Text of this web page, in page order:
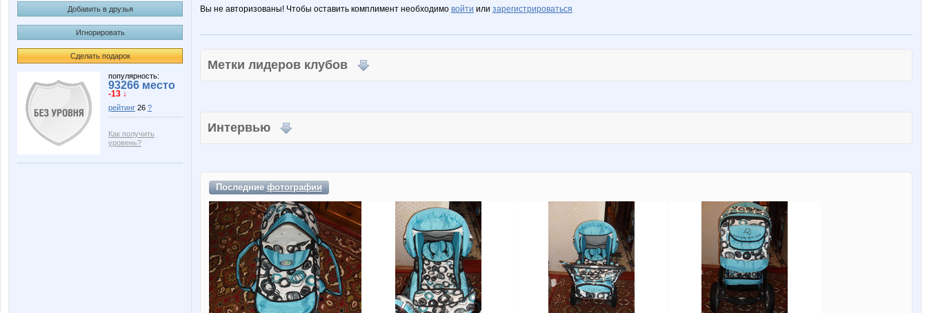
Добавить в друзья
Игнорировать
Сделать подарок
популярность:
93266 место
-13 ↓
рейтинг 26 ?
Как получить
уровень?
Вы не авторизованы! Чтобы оставить комплимент необходимо войти или зарегистрироваться
Метки лидеров клубов
Интервью
Последниефотографии